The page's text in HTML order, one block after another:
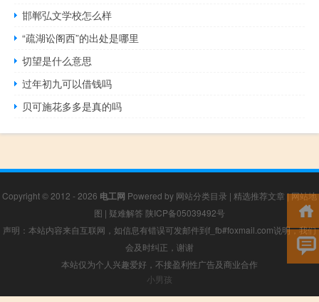
邯郸弘文学校怎么样
“疏湖讼阁西”的出处是哪里
切望是什么意思
过年初九可以借钱吗
贝可施花多多是真的吗
Copyright © 2012 - 2026 电工网 Powered by 网站分类目录 | 精选推荐文章 |网站地
图 | 疑难解答 陕ICP备05039492号
声明：本站内容来自互联网，如信息有错误可发邮件到f_fb#foxmail.com说明，我们
会及时纠正，谢谢
本站仅为个人兴趣爱好，不接盈利性广告及商业合作
小男孩